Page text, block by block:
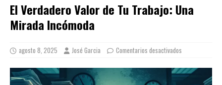
El Verdadero Valor de Tu Trabajo: Una
Mirada Incómoda
agosto 8, 2025 José Garcia Comentarios desactivados